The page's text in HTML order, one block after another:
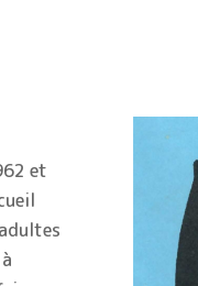
et